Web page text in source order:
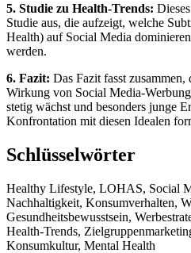
5. Studie zu Health-Trends:
Studie aus, die aufzeigt, welche
Health) auf Social Media
werden.
6. Fazit: Das Fazit fasst zusammen,
Wirkung von Social Media-
stetig wächst und besonders junge
Konfrontation mit diesen Idealen
Schlüsselwörter
Healthy Lifestyle, LOHAS, Social
Nachhaltigkeit, Konsumverhalten,
Gesundheitsbewusstsein,
Health-Trends,
Konsumkultur, Mental Health